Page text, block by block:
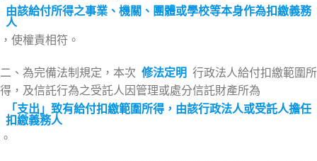
由該給付所得之事業、機關、團體或學校等本身作為扣繳義務
人
，使權責相符。
二、為完備法制規定，本次 修法定明 行政法人給付扣繳範圍所
得，及信託行為之受託人因管理或處分信託財產所為
「支出」致有給付扣繳範圍所得，由該行政法人或受託人擔任
扣繳義務人
。